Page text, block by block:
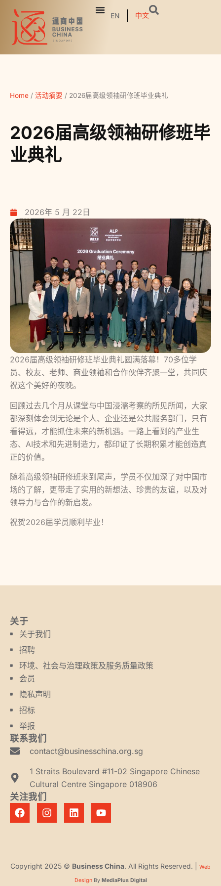
EN 中文
Home / 活动摘要 / 2026届高级领袖研修班毕业典礼
2026届高级领袖研修班毕
业典礼
2026年 5 月 22日
2026届高级领袖研修班毕业典礼圆满落幕！70多位学
员、校友、老师、商业领袖和合作伙伴齐聚一堂，共同庆
祝这个美好的夜晚。
回顾过去几个月从课堂与中国浸濡考察的所见所闻，大家
都深刻体会到无论是个人、企业还是公共服务部门，只有
看得远，才能抓住未来的新机遇。一路上看到的产业生
态、AI技术和先进制造力，都印证了长期积累才能创造真
正的价值。
随着高级领袖研修班来到尾声，学员不仅加深了对中国市
场的了解，更带走了实用的新想法、珍贵的友谊，以及对
领导力与合作的新启发。
祝贺2026届学员顺利毕业！
关于
关于我们
招聘
环境、社会与治理政策及服务质量政策
会员
隐私声明
招标
举报
联系我们
contact@businesschina.org.sg
1 Straits Boulevard #11-02 Singapore Chinese
Cultural Centre Singapore 018906
关注我们
Copyright 2025 © Business China. All Rights Reserved. | Web
DesignBy MediaPlus Digital